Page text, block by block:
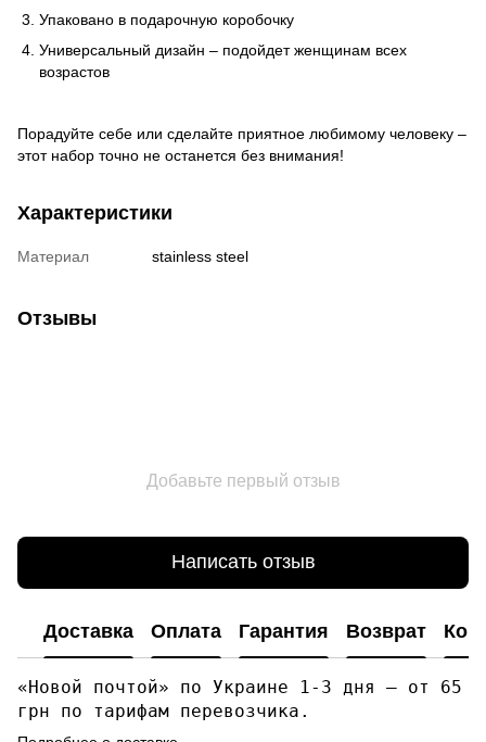
Упаковано в подарочную коробочку
Универсальный дизайн – подойдет женщинам всех
возрастов
Порадуйте себе или сделайте приятное любимому человеку –
этот набор точно не останется без внимания!
Характеристики
Материал stainless steel
Отзывы
Добавьте первый отзыв
Написать отзыв
Доставка Оплата Гарантия Возврат
«Новой почтой» по Украине 1-3 дня — от 65
грн по тарифам перевозчика.